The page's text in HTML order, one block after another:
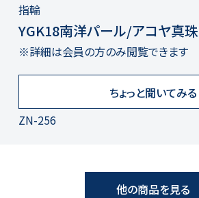
指輪
YGK18南洋パール/アコヤ真珠
※詳細は会員の方のみ閲覧できます
ちょっと聞いてみる
ZN-256
他の商品を見る